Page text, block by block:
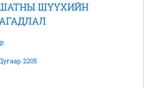
ШҮҮХИЙН
2205